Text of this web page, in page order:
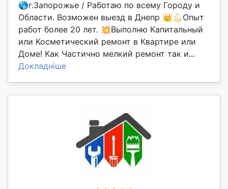
🌎г.Запорожье / Работаю по всему Городу и
Области. Возможен выезд в Днепр 👑💪🏻Опыт
работ более 20 лет. 💥Выполню Капитальный
или Косметический ремонт в Квартире или
Доме! Как Частично мелкий ремонт так и...
Докладніше